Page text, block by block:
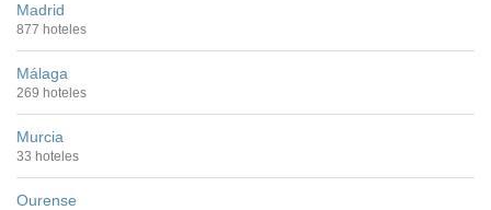
Madrid
877 hoteles
Málaga
269 hoteles
Murcia
33 hoteles
Ourense